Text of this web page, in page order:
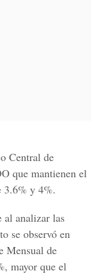
Central de
que mantienen el
3.6% y 4%.
al analizar las
se observó en
Mensual de
mayor que el